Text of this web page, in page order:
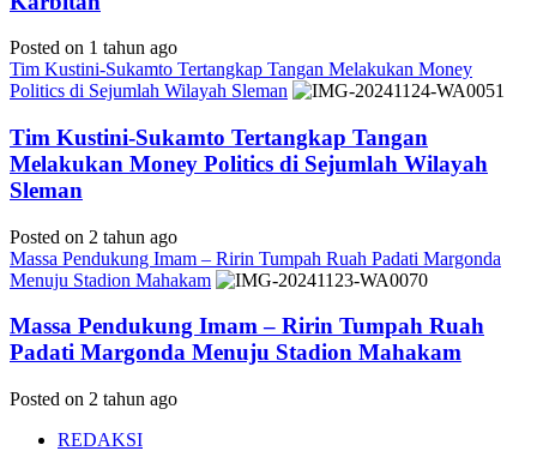
Posted on 1 tahun ago
Tim Kustini-Sukamto Tertangkap Tangan Melakukan Money
Politics di Sejumlah Wilayah Sleman
Tim Kustini-Sukamto Tertangkap Tangan
Melakukan Money Politics di Sejumlah Wilayah
Sleman
Posted on 2 tahun ago
Massa Pendukung Imam – Ririn Tumpah Ruah Padati Margonda
Menuju Stadion Mahakam
Massa Pendukung Imam – Ririn Tumpah Ruah
Padati Margonda Menuju Stadion Mahakam
Posted on 2 tahun ago
REDAKSI